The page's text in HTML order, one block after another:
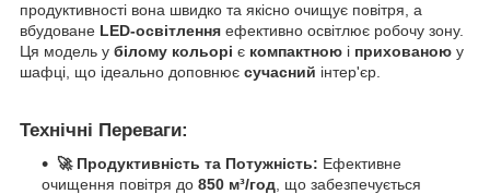
продуктивності вона швидко та якісно очищує повітря, а
вбудоване LED-освітлення ефективно освітлює робочу зону.
Ця модель у білому кольорі є компактною і прихованою у
шафці, що ідеально доповнює сучасний інтер'єр.
Технічні Переваги:
🚀 Продуктивність та Потужність: Ефективне
очищення повітря до 850 м³/год , що забезпечується